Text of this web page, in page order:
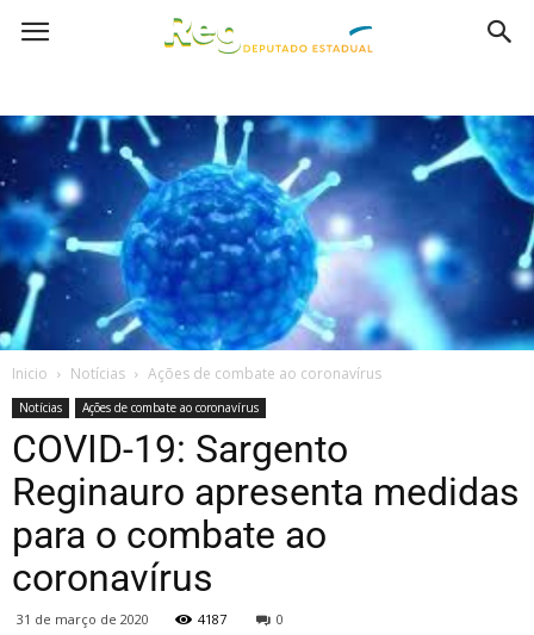
Inicio Notícias Ações de combate ao coronavírus
Notícias Ações de combate ao coronavírus
COVID-19: Sargento
Reginauro apresenta medidas
para o combate ao
coronavírus
31 de março de 2020 4187 0